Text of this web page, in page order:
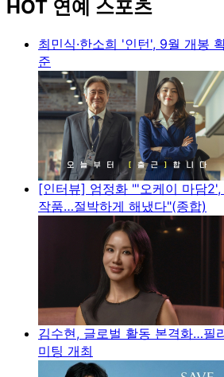
HOT 연예 스포츠
최민식·한소희 '인턴', 9월 개봉
준
[인터뷰] 엄정화 "'오케이 마담
작품…절박하게 해냈다"(종합)
김수현, 글로벌 활동 본격화…필
미팅 개최